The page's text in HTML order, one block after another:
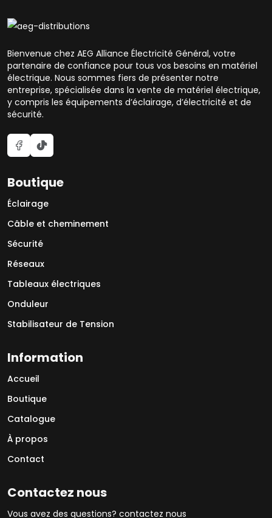
Bienvenue chez AEG Alliance Électricité Général, votre
partenaire de confiance pour tous vos besoins en matériel
électrique. Nous sommes fiers de présenter notre
entreprise, spécialisée dans la vente de matériel électrique,
y compris les équipements d’éclairage, d’électricité et de
sécurité.
Boutique
Éclairage
Câble et cheminement
Sécurité
Réseaux
Tableaux électriques
Onduleur
Stabilisateur de Tension
Information
Accueil
Boutique
Catalogue
À propos
Contact
Contactez nous
Vous avez des questions? contactez nous